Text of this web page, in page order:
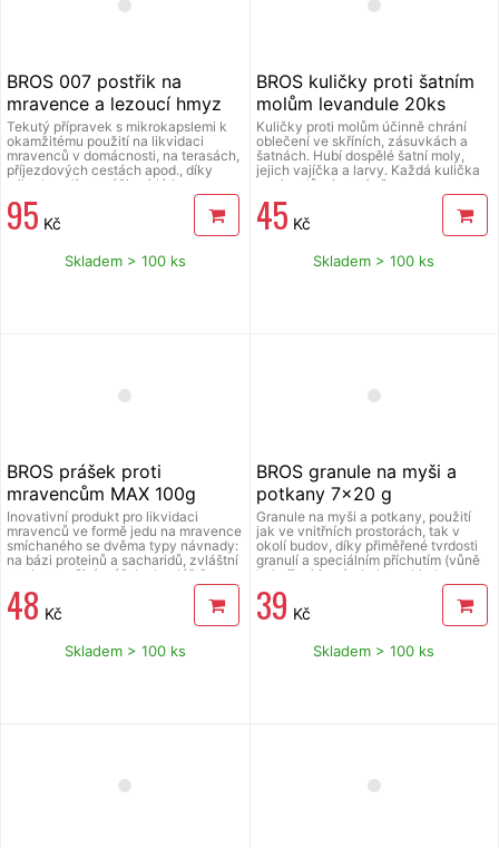
BROS 007 postřik na
mravence a lezoucí hmyz
500ml
Tekutý přípravek s mikrokapslemi k
okamžitému použití na likvidaci
mravenců v domácnosti, na terasách,
příjezdových cestách apod., díky
mikrokapslím se účinná látka
uvolňuje postupně, poskytuje rychlou
a dlouhotrvající ochranu, dávkování
50 ml / m2. H410 Vysoce toxický pro
účinky. Prodej pouze osobám starším
18 let. Používejte biocidy bezpečným
95 Kč
Skladem > 100 ks
BROS kuličky proti šatním
molům levandule 20ks
Kuličky proti molům účinně chrání
oblečení ve skříních, zásuvkách a
šatnách. Hubí dospělé šatní moly,
jejich vajíčka a larvy. Každá kulička
proti molům je umístěna v
samostatném perforovaném sáčku,
což usnadňuje používání produktu.
Návod k použití: vybalte kuličky proti
zásuvky nebo komody. Jedno balení
chrání prostor o velikosti až 1 m3 po
si přečtěte přiložený návod k použití.
45 Kč
Skladem > 100 ks
BROS prášek proti
mravencům MAX 100g
Inovativní produkt pro likvidaci
mravenců ve formě jedu na mravence
smíchaného se dvěma typy návnady:
na bázi proteinů a sacharidů, zvláštní
atraktanty činí prášek obzvláště
atraktivní pro mravence, kteří ho
okamžitě konzumují. Před použitím si
přečtěte přiložený návod k použití.
48 Kč
Skladem > 100 ks
BROS granule na myši a
potkany 7x20 g
Granule na myši a potkany, použití
jak ve vnitřních prostorách, tak v
okolí budov, díky přiměřené tvrdosti
granulí a speciálním příchutím (vůně
kukuřice) je výrobek pro hlodavce
velmi atraktivní, obsahuje látku, která
brání náhodnému požití lidmi a
domácími zvířaty. Před použitím si
39 Kč
Skladem > 100 ks